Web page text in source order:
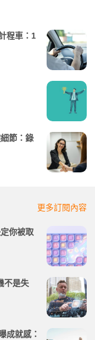
程車：1
節：錄
更多訂閱內容
你被取
不是失
成就感：